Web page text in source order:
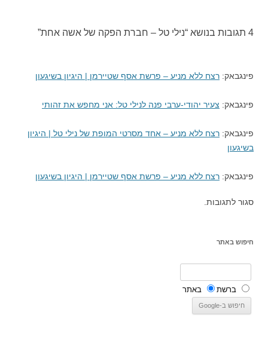
4 תגובות בנושא “ נילי טל – חברת הפקה של אשה אחת”
פינגבאק: רצח ללא מניע – פרשת אסף שטיירמן | היגיון בשיגעון
פינגבאק: צעיר יהודי-ערבי פנה לנילי טל: אני מחפש את זהותי
פינגבאק: רצח ללא מניע – אחד מסרטי המופת של נילי טל | היגיון
בשיגעון
פינגבאק: רצח ללא מניע – פרשת אסף שטיירמן | היגיון בשיגעון
סגור לתגובות.
חיפוש באתר
ברשת באתר